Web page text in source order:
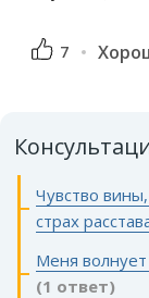
7
Чувство
страх
Меня волнует
(1 ответ)